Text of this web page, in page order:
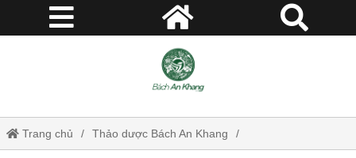
Trang chủ Thảo dược Bách An Khang